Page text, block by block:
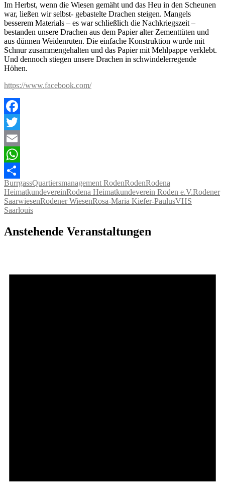
Im Herbst, wenn die Wiesen gemäht und das Heu in den Scheunen
war, ließen wir selbst- gebastelte Drachen steigen. Mangels
besserem Materials – es war schließlich die Nachkriegszeit –
bestanden unsere Drachen aus dem Papier alter Zementtüten und
aus dünnen Weidenruten. Die einfache Konstruktion wurde mit
Schnur zusammengehalten und das Papier mit Mehlpappe verklebt.
Und dennoch stiegen unsere Drachen in schwindelerregende
Höhen.
https://www.facebook.com/
Facebook
Twitter
Email
WhatsApp
Teilen
BurrgassQuartiersmanagement RodenRodenRodena
HeimatkundevereinRodena Heimatkundeverein Roden e.V.Rodener
SaarwiesenRodener WiesenRosa-Maria Kiefer-PaulusVHS
Saarlouis
Anstehende Veranstaltungen